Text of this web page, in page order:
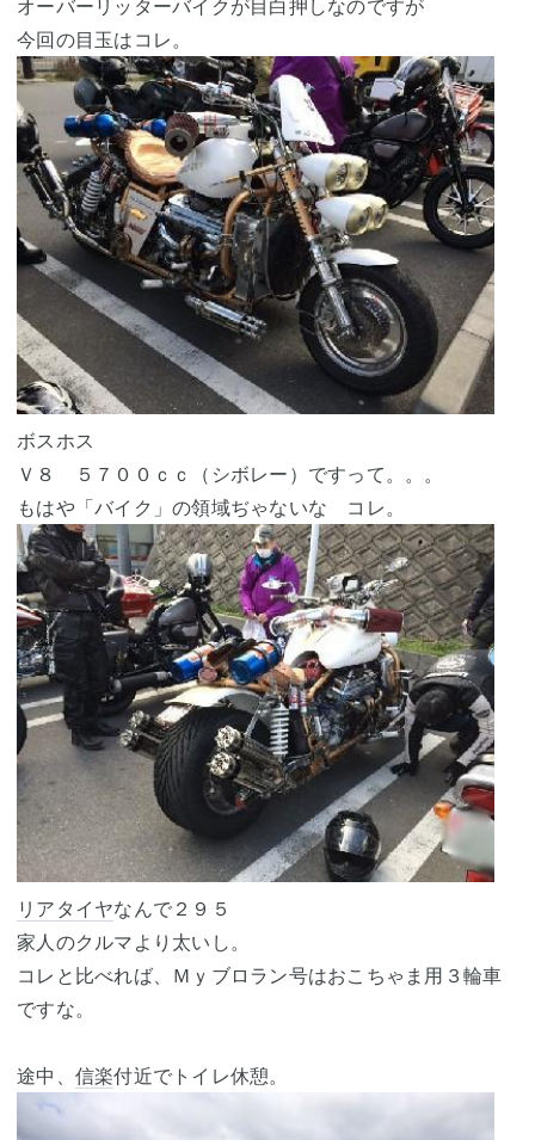
オーバーリッターバイクが目白押しなのですが
今回の目玉はコレ。
ボスホス
Ｖ８ ５７００ｃｃ（シボレー）ですって。。。
もはや「バイク」の領域ぢゃないな コレ。
リアタイヤなんで２９５
家人のクルマより太いし。
コレと比べれば、Ｍｙブロラン号はおこちゃま用３輪車
ですな。
途中、 信楽付近でトイレ休憩。